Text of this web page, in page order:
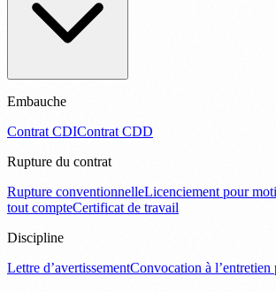
Embauche
Contrat CDIContrat CDD
Rupture du contrat
Rupture conventionnelleLicenciement pour
tout compteCertificat de travail
Discipline
Lettre d’avertissementConvocation à l’entretien